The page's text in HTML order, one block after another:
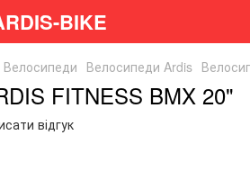
BIKE
Велосипеди Велосипеди Ardis
FITNESS BMX 20"
відгук